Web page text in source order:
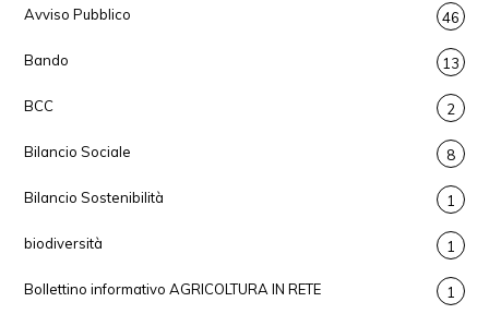
Avviso Pubblico 46
Bando 13
BCC 2
Bilancio Sociale 8
Bilancio Sostenibilità 1
biodiversità 1
Bollettino informativo AGRICOLTURA IN RETE 1